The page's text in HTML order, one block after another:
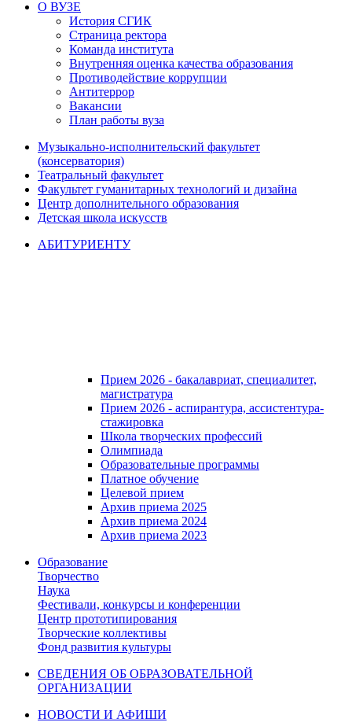
О ВУЗЕ
История СГИК
Страница ректора
Команда института
Внутренняя оценка качества образования
Противодействие коррупции
Антитеррор
Вакансии
План работы вуза
Музыкально-исполнительский факультет
(консерватория)
Театральный факультет
Факультет гуманитарных технологий и дизайна
Центр дополнительного образования
Детская школа искусств
АБИТУРИЕНТУ
Прием 2026 - бакалавриат, специалитет,
магистратура
Прием 2026 - аспирантура, ассистентура-
стажировка
Школа творческих профессий
Олимпиада
Образовательные программы
Платное обучение
Целевой прием
Архив приема 2025
Архив приема 2024
Архив приема 2023
Образование
Творчество
Наука
Фестивали, конкурсы и конференции
Центр прототипирования
Творческие коллективы
Фонд развития культуры
СВЕДЕНИЯ ОБ ОБРАЗОВАТЕЛЬНОЙ
ОРГАНИЗАЦИИ
НОВОСТИ И АФИШИ